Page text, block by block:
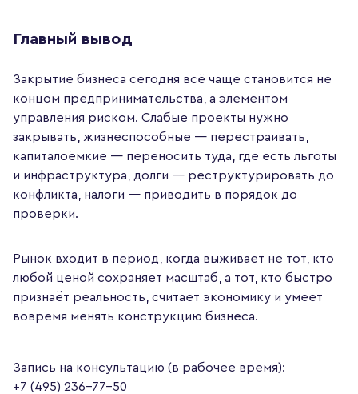
Главный вывод
Закрытие бизнеса сегодня всё чаще становится не
концом предпринимательства, а элементом
управления риском. Слабые проекты нужно
закрывать, жизнеспособные — перестраивать,
капиталоёмкие — переносить туда, где есть льготы
и инфраструктура, долги — реструктурировать до
конфликта, налоги — приводить в порядок до
проверки.
Рынок входит в период, когда выживает не тот, кто
любой ценой сохраняет масштаб, а тот, кто быстро
признаёт реальность, считает экономику и умеет
вовремя менять конструкцию бизнеса.
Запись на консультацию (в рабочее время):
+7 (495) 236-77-50